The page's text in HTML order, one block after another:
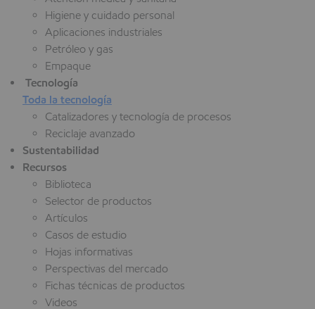
Higiene y cuidado personal
Aplicaciones industriales
Petróleo y gas
Empaque
Tecnología
Toda la tecnología
Catalizadores y tecnología de procesos
Reciclaje avanzado
Sustentabilidad
Recursos
Biblioteca
Selector de productos
Artículos
Casos de estudio
Hojas informativas
Perspectivas del mercado
Fichas técnicas de productos
Videos